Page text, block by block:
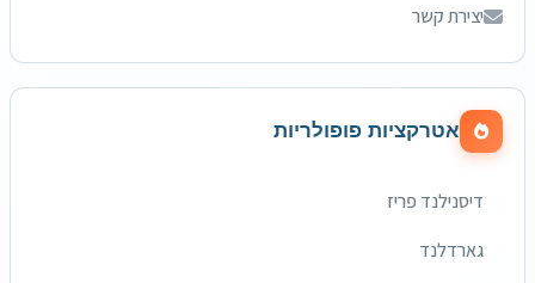
יצירת קשר
אטרקציות פופולריות
דיסנילנד פריז
גארדלנד